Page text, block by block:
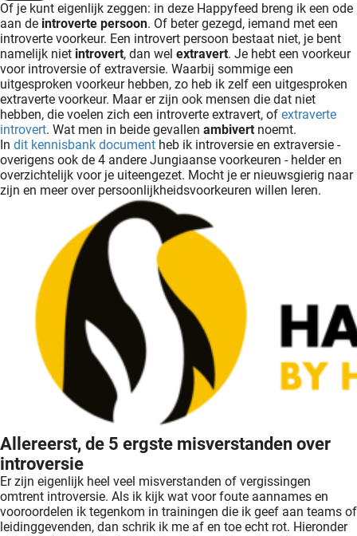
Of je kunt eigenlijk zeggen: in deze Happyfeed breng ik een ode
aan de introverte persoon. Of beter gezegd, iemand met een
introverte voorkeur. Een introvert persoon bestaat niet, je bent
namelijk niet introvert, dan wel extravert. Je hebt een voorkeur
voor introversie of extraversie. Waarbij sommige een
uitgesproken voorkeur hebben, zo heb ik zelf een uitgesproken
extraverte voorkeur. Maar er zijn ook mensen die dat niet
hebben, die voelen zich een introverte extravert, of extraverte
introvert. Wat men in beide gevallen ambivert noemt.
In dit kennisbank document heb ik introversie en extraversie -
overigens ook de 4 andere Jungiaanse voorkeuren - helder en
overzichtelijk voor je uiteengezet. Mocht je er nieuwsgierig naar
zijn en meer over persoonlijkheidsvoorkeuren willen leren.
Allereerst, de 5 ergste misverstanden over
introversie
Er zijn eigenlijk heel veel misverstanden of vergissingen
omtrent introversie. Als ik kijk wat voor foute aannames en
vooroordelen ik tegenkom in trainingen die ik geef aan teams of
leidinggevenden, dan schrik ik me af en toe echt rot. Hieronder